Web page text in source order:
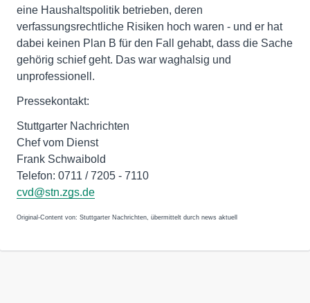
eine Haushaltspolitik betrieben, deren
verfassungsrechtliche Risiken hoch waren - und er hat
dabei keinen Plan B für den Fall gehabt, dass die Sache
gehörig schief geht. Das war waghalsig und
unprofessionell.
Pressekontakt:
Stuttgarter Nachrichten
Chef vom Dienst
Frank Schwaibold
Telefon: 0711 / 7205 - 7110
cvd@stn.zgs.de
Original-Content von: Stuttgarter Nachrichten, übermittelt durch news aktuell